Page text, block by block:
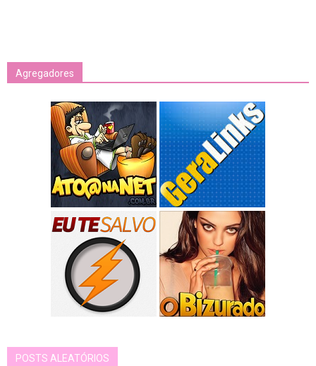
Agregadores
POSTS ALEATÓRIOS